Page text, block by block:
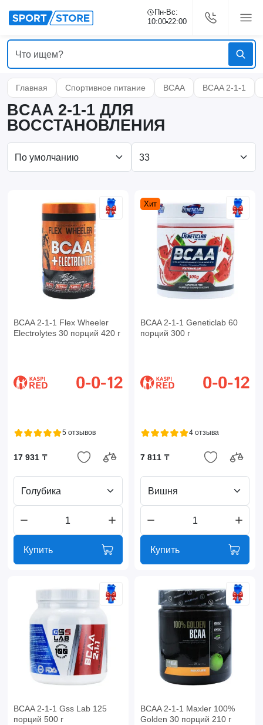
Пн-Вс:
10:00 22:00
Главная Спортивное питание BCAA BCAA 2-1-1
BCAA 2-1-1 ДЛЯ
ВОССТАНОВЛЕНИЯ
BCAA 2-1-1 Flex Wheeler
Electrolytes 30 порций 420 г
5 отзывов
17 931 ₸
Голубика
Купить
Хит
BCAA 2-1-1 Geneticlab 60
порций 300 г
4 отзыва
7 811 ₸
Вишня
Купить
BCAA 2-1-1 Gss Lab 125
порций 500 г
BCAA 2-1-1 Maxler 100%
Golden 30 порций 210 г